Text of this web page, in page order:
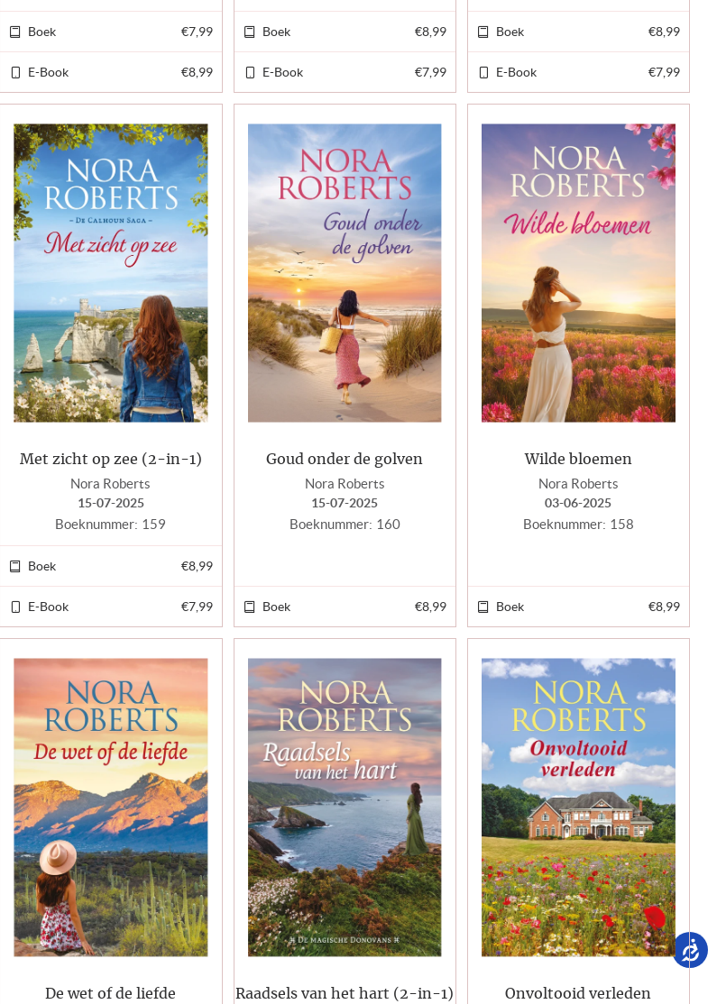
Boek €7,99
E-Book €8,99
Boek €8,99
E-Book €7,99
Boek €8,99
E-Book €7,99
Met zicht op zee (2-in-1)
Nora Roberts
15-07-2025
Boeknummer: 159
Boek €8,99
E-Book €7,99
Goud onder de golven
Nora Roberts
15-07-2025
Boeknummer: 160
Boek €8,99
Wilde bloemen
Nora Roberts
03-06-2025
Boeknummer: 158
Boek €8,99
De wet of de liefde Raadsels van het hart (2-in-1) Onvoltooid verleden